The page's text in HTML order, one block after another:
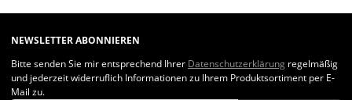
NEWSLETTER ABONNIEREN
Bitte senden Sie mir entsprechend Ihrer Datenschutzerklärung regelmäßig
und jederzeit widerruflich Informationen zu Ihrem Produktsortiment per E-
Mail zu.